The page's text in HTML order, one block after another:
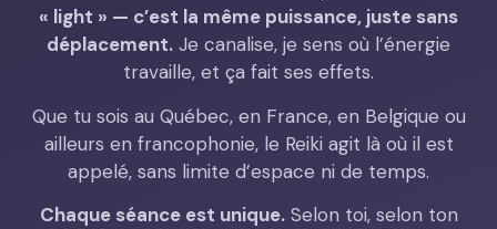
« light » — c’est la même puissance, juste sans
déplacement. Je canalise, je sens où l’énergie
travaille, et ça fait ses effets.
Que tu sois au Québec, en France, en Belgique ou
ailleurs en francophonie, le Reiki agit là où il est
appelé, sans limite d’espace ni de temps.
Chaque séance est unique.Selon toi, selon ton